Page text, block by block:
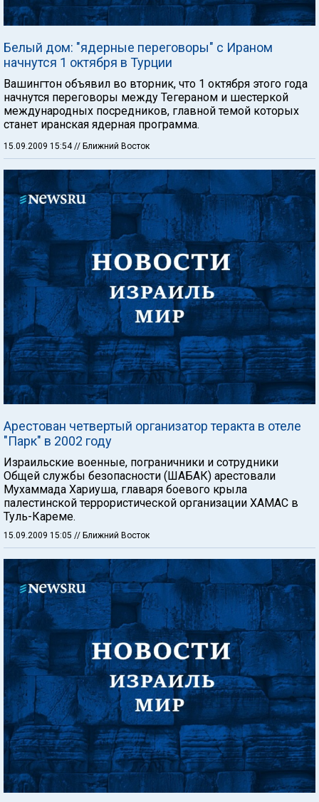
Белый дом: "ядерные переговоры" с Ираном
начнутся 1 октября в Турции
Вашингтон объявил во вторник, что 1 октября этого года
начнутся переговоры между Тегераном и шестеркой
международных посредников, главной темой которых
станет иранская ядерная программа.
15.09.2009 15:54// Ближний Восток
Арестован четвертый организатор теракта в отеле
"Парк" в 2002 году
Израильские военные, пограничники и сотрудники
Общей службы безопасности (ШАБАК) арестовали
Мухаммада Хариуша, главаря боевого крыла
палестинской террористической организации ХАМАС в
Туль-Кареме.
15.09.2009 15:05 // Ближний Восток